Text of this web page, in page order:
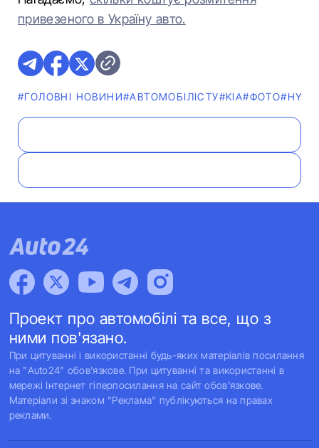
привезеного в Україну авто.
#ГОЛОВНІ НОВИНИ#АВТОМОБІЛІСТУ#KIA#ФОТО
Проект про автомобілі та все, що з
ними пов'язано.
При цитуванні і використанні будь-яких матеріалів посилання
на "Auto24" обов'язкове. При цитуванні та використанні в
мережі Інтернет гіперпосилання на сайт обов'язкове.
Матеріали зі знаком "Реклама" публікуються на правах
реклами.